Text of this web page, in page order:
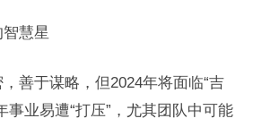
慧星
善于谋略，但2024年将面临“吉
事业易遭“打压”，尤其团队中可能